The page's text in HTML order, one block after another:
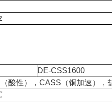
DE-CSS1600
酸性），CASS（铜加速）